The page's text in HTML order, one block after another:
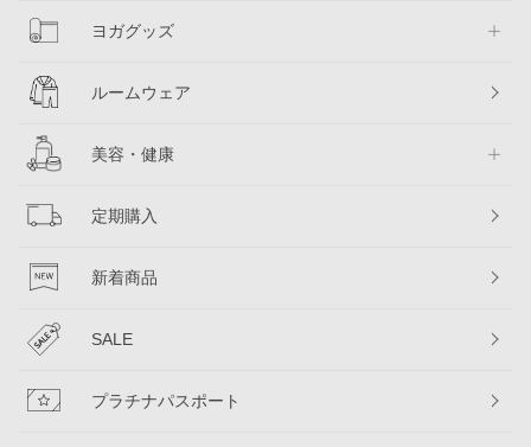
ヨガグッズ
ルームウェア
美容・健康
定期購入
新着商品
SALE
プラチナパスポート